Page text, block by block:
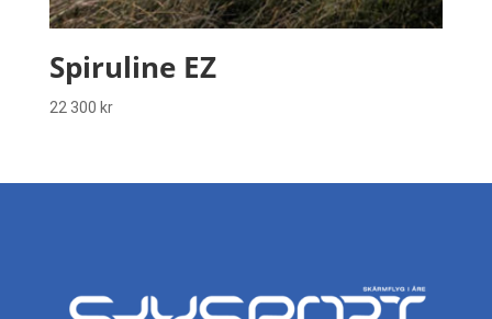
Spiruline EZ
22 300 kr